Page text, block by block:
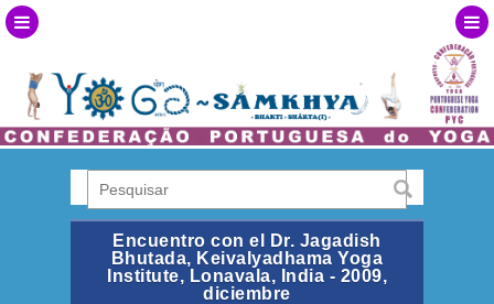
Encuentro con el Dr. Jagadish
Bhutada, Keivalyadhama Yoga
Institute, Lonavala, India - 2009,
diciembre